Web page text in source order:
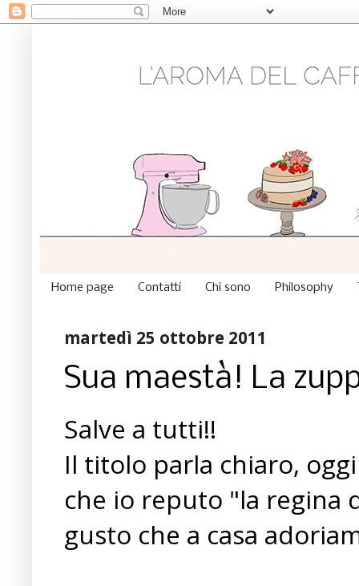
Home page Contatti Chi sono Philosophy
martedì 25 ottobre 2011
Sua maestà! La
Salve a tutti!!
Il titolo parla chiaro,
che io reputo "la regina
gusto che a casa